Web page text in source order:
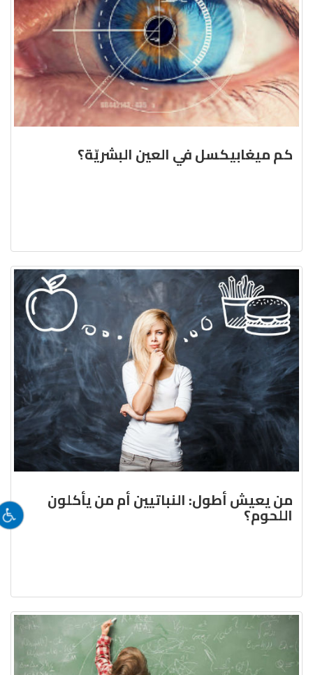
كم ميغابيكسل في العين البشريّة؟
من يعيش أطول: النباتيين أم من يأكلون
اللحوم؟